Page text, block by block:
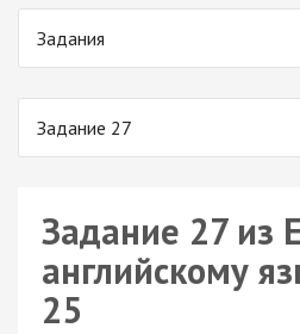
Задания
Задание 27
Задание 27 из
английскому
25